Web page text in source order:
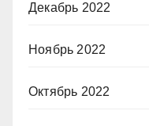
Декабрь 2022
Ноябрь 2022
Октябрь 2022